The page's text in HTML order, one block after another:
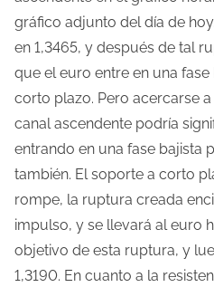
e
c
t
u
r
a
d
e
l
a
e
gráfico adjunto del día de
en 1,3465, y después de tal
que el euro entre en una
corto plazo. Pero acercarse
canal ascendente podría
entrando en una fase bajista
también. El soporte a corto
rompe, la ruptura creada
impulso, y se llevará al euro
objetivo de esta ruptura, y
1,3190. En cuanto a la